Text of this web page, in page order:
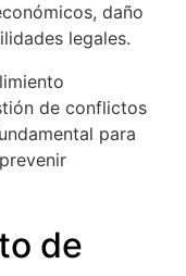
daño
legales.
de conflictos
para
de